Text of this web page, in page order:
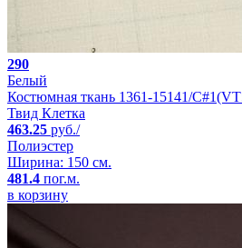
290
Белый
Костюмная ткань 1361-15141/
Твид Клетка
463.25 руб./
Полиэстер
Ширина: 150 см.
481.4 пог.м.
в корзину